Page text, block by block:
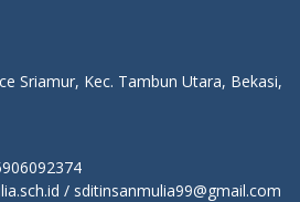
Sriamur, Kec. Tambun Utara, Bekasi,
/ sditinsanmulia99@gmail.com